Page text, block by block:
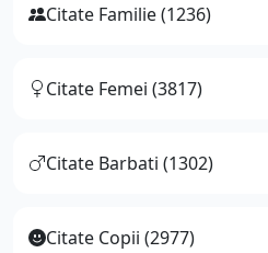
Citate Familie (1236)
Citate Femei (3817)
Citate Barbati (1302)
Citate Copii (2977)